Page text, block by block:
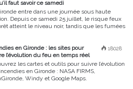
faut savoir ce samedi
entre dans une journée sous haute
Depuis ce samedi 25 juillet, le risque feux
atteint le niveau noir, tandis que les fumées
18028
en Gironde : les sites pour
l’évolution du feu en temps réel
les cartes et outils pour suivre l’évolution
en Gironde : NASA FIRMS,
Windy et Google Maps.